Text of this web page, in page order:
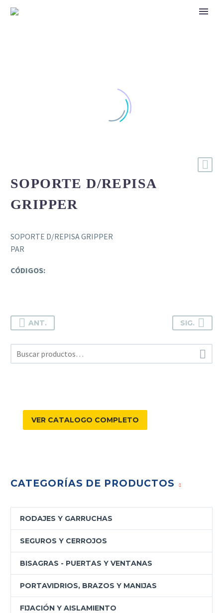
SOPORTE D/REPISA
GRIPPER
SOPORTE D/REPISA GRIPPER
PAR
CÓDIGOS:
ANT. SIG.

VER CATALOGO COMPLETO
CATEGORÍAS DE PRODUCTOS
RODAJES Y GARRUCHAS
SEGUROS Y CERROJOS
BISAGRAS - PUERTAS Y VENTANAS
PORTAVIDRIOS, BRAZOS Y MANIJAS
FIJACIÓN Y AISLAMIENTO